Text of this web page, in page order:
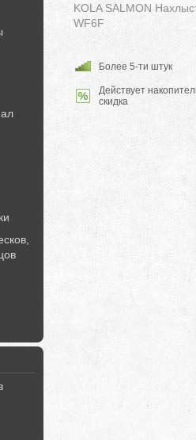
KOLA SALMON
WF6F
Более 5-ти штук
Действует
скидка